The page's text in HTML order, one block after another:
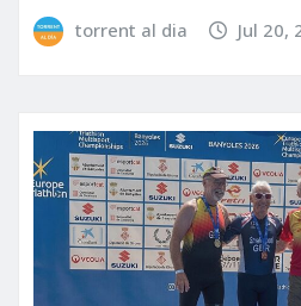
torrent al dia Jul 20,